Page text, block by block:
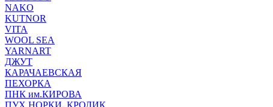
NAKO
KUTNOR
VITA
WOOL SEA
YARNART
ДЖУТ
КАРАЧАЕВСКАЯ
ПЕХОРКА
ПНК им.КИРОВА
ПУХ НОРКИ, КРОЛИК